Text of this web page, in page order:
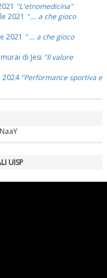
"L'etnomedicina"
2021 ".... a che gioco
2021 " ... a che gioco
di Jesi "Il valore
2024"Performance sportiva e
UISP